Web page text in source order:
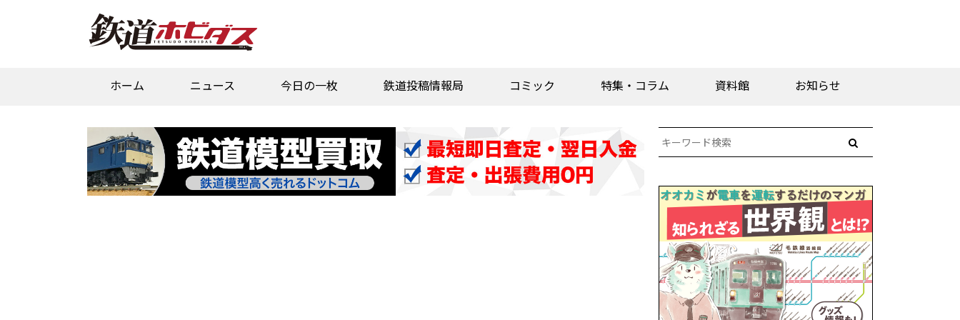
ホーム ニュース 今日の一枚 鉄道投稿情報局 コミック 特集・コラム 資料館 お知らせ